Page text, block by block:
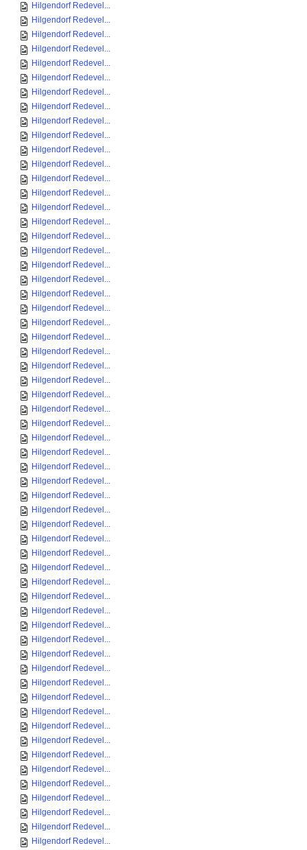
Hilgendorf Redevel...
Hilgendorf Redevel...
Hilgendorf Redevel...
Hilgendorf Redevel...
Hilgendorf Redevel...
Hilgendorf Redevel...
Hilgendorf Redevel...
Hilgendorf Redevel...
Hilgendorf Redevel...
Hilgendorf Redevel...
Hilgendorf Redevel...
Hilgendorf Redevel...
Hilgendorf Redevel...
Hilgendorf Redevel...
Hilgendorf Redevel...
Hilgendorf Redevel...
Hilgendorf Redevel...
Hilgendorf Redevel...
Hilgendorf Redevel...
Hilgendorf Redevel...
Hilgendorf Redevel...
Hilgendorf Redevel...
Hilgendorf Redevel...
Hilgendorf Redevel...
Hilgendorf Redevel...
Hilgendorf Redevel...
Hilgendorf Redevel...
Hilgendorf Redevel...
Hilgendorf Redevel...
Hilgendorf Redevel...
Hilgendorf Redevel...
Hilgendorf Redevel...
Hilgendorf Redevel...
Hilgendorf Redevel...
Hilgendorf Redevel...
Hilgendorf Redevel...
Hilgendorf Redevel...
Hilgendorf Redevel...
Hilgendorf Redevel...
Hilgendorf Redevel...
Hilgendorf Redevel...
Hilgendorf Redevel...
Hilgendorf Redevel...
Hilgendorf Redevel...
Hilgendorf Redevel...
Hilgendorf Redevel...
Hilgendorf Redevel...
Hilgendorf Redevel...
Hilgendorf Redevel...
Hilgendorf Redevel...
Hilgendorf Redevel...
Hilgendorf Redevel...
Hilgendorf Redevel...
Hilgendorf Redevel...
Hilgendorf Redevel...
Hilgendorf Redevel...
Hilgendorf Redevel...
Hilgendorf Redevel...
Hilgendorf Redevel...